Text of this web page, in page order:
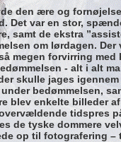
den ære og
Det var en stor,
samt de ekstra
om lørdagen.
megen forvirring
- alt i alt
skulle jages
bedømmelsen,
blev enkelte billeder
tidspres
de tyske dommere
op til fotografering –